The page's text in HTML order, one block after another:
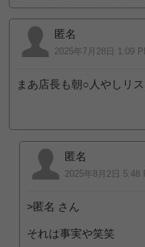
匿名
2025年7月28日 1:09
まあ店長も朝○人やしリ
匿名
2025年8月2日 5:48
>匿名 さん
それは事実や笑笑